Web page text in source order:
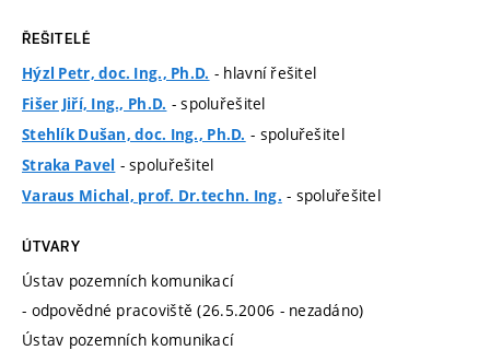
ŘEŠITELÉ
Hýzl Petr, doc. Ing., Ph.D. - hlavní řešitel
Fišer Jiří, Ing., Ph.D. - spoluřešitel
Stehlík Dušan, doc. Ing., Ph.D. - spoluřešitel
Straka Pavel - spoluřešitel
Varaus Michal, prof. Dr.techn. Ing. - spoluřešitel
ÚTVARY
Ústav pozemních komunikací
- odpovědné pracoviště (26.5.2006 - nezadáno)
Ústav pozemních komunikací